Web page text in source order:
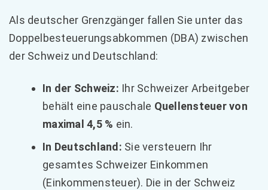
Als deutscher Grenzgänger fallen Sie unter das
Doppelbesteuerungsabkommen (DBA) zwischen
der Schweiz und Deutschland:
In der Schweiz: Ihr Schweizer Arbeitgeber
behält eine pauschale Quellensteuer von
maximal 4,5 % ein.
In Deutschland: Sie versteuern Ihr
gesamtes Schweizer Einkommen
(Einkommensteuer). Die in der Schweiz